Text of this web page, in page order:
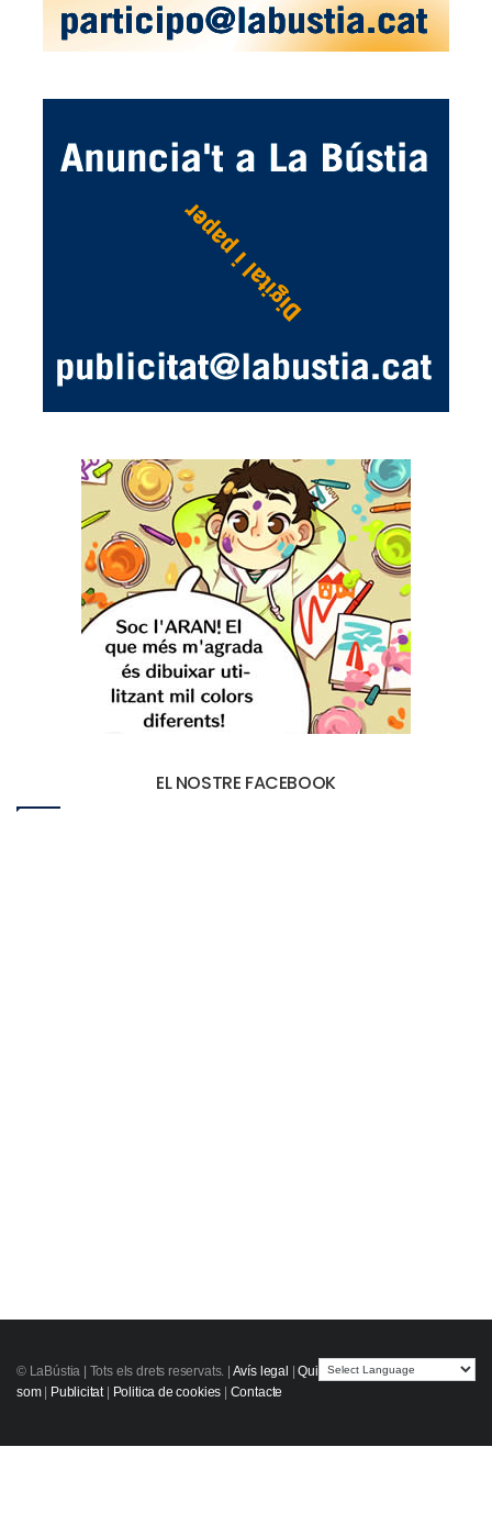
EL NOSTRE FACEBOOK
© LaBústia | Tots els drets reservats. Avís legal |Qui
som| Publicitat| Politica de cookies Contacte